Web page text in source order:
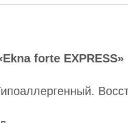
forte EXPRESS»